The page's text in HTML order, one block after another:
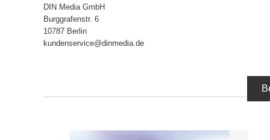
DIN Media GmbH
Burggrafenstr. 6
10787 Berlin
kundenservice@dinmedia.de